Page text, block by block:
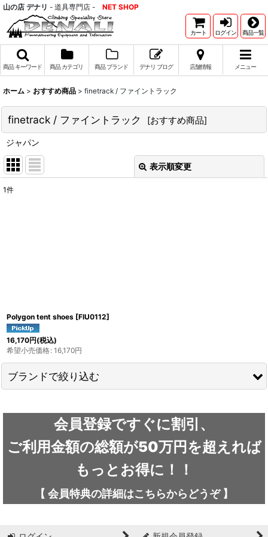
山の店 デナリ - 道具専門店 - NET SHOP
カート ログイン 商品一覧
商品 キーワード 商品 カテゴリ 商品 ブランド デナリ ブログ 店舗情報 メニュー
ホーム > おすすめ商品 > finetrack / ファイントラック
finetrack / ファイントラック [おすすめ商品]
ジャパン
表示順変更
1件
Polygon tent shoes [FIU0112]
16,170円(税込)
希望小売価格: 16,170円
ブランドで絞り込む
outdoor element / アウトドアエレメント
AKLIMA / アクリマ
会員登録ですぐに割引、
ご利用金額の総額が50万円を超えれば
もっとお得に！！
【 会員特典の詳細はこちらから どうぞ】